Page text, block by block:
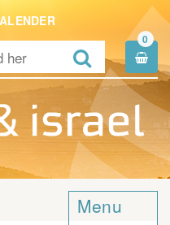

0

Menu